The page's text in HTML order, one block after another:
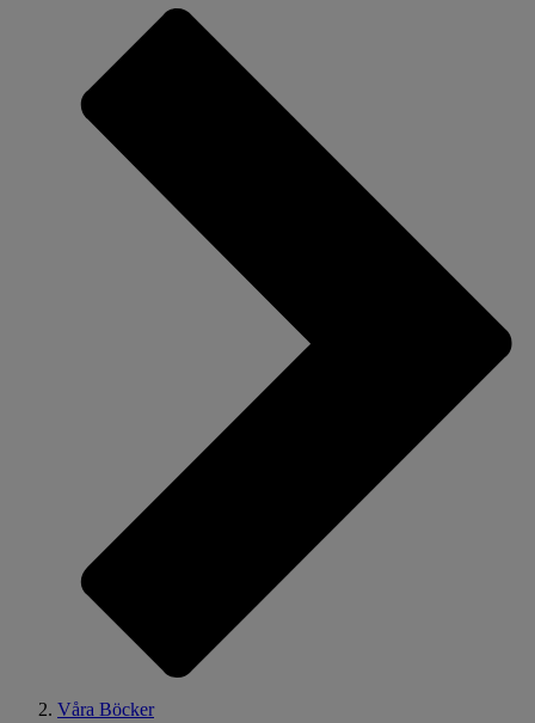
Våra Böcker